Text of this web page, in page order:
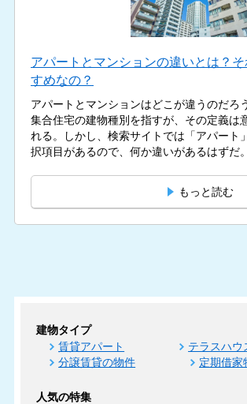
アパートとマンションの違いとは？
すめなの？
アパートとマンションはどこが違うのだろ
集合住宅の建物種別を指すが、その定義は
れる。しかし、検索サイトでは「アパート
択項目があるので、何か違いがあるはずだ
もっと読む
建物タイプ
賃貸アパート テラスハウ
分譲賃貸の物件
定期借家
人気の特集